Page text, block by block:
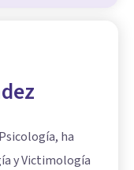
ha
y Victimología